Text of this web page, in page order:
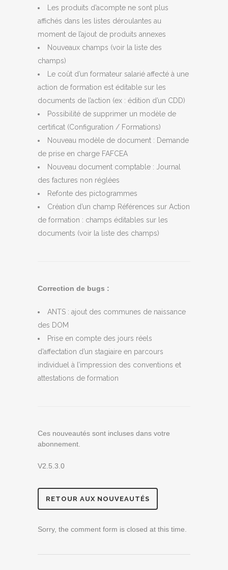
Les produits d’acompte ne sont plus
affichés dans les listes déroulantes au
moment de l’ajout de produits annexes
Nouveaux champs (voir la liste des
champs)
Le coût d’un formateur salarié affecté à une
action de formation est éditable sur les
documents de l’action (ex : édition d’un CDD)
Possibilité de supprimer un modèle de
certificat (Configuration / Formations)
Nouveau modèle de document : Demande
de prise en charge FAFCEA
Nouveau document comptable : Journal
des factures non réglées
Refonte des pictogrammes
Création d’un champ Références sur Action
de formation : champs éditables sur les
documents (voir la liste des champs)
Correction de bugs :
ANTS : ajout des communes de naissance
des DOM
Prise en compte des jours réels
d’affectation d’un stagiaire en parcours
individuel à l’impression des conventions et
attestations de formation
Ces nouveautés sont incluses dans votre
abonnement.
V2.5.3.0
RETOUR AUX NOUVEAUTÉS
Sorry, the comment form is closed at this time.